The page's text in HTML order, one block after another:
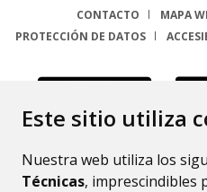
Este sitio utiliza
Nuestra web utiliza los
Técnicas, imprescindibles
CONTACTO
MAPA
PROTECCIÓN DE DATOS